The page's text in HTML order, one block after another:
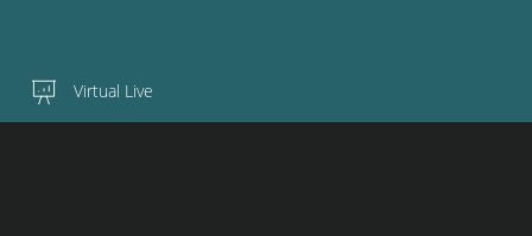
Virtual Live